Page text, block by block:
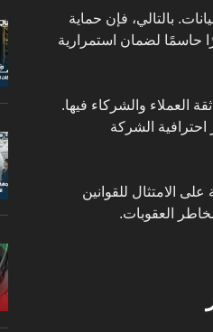
بالتالي، فإن حماية
حاسمًا لضمان استمرارية
العملاء والشركاء فيها.
فإن تطبيق معايير الأيزو 27001 يظهر احترافية الشركة
الناشئة على الامتثال للقوانين
العقوبات.